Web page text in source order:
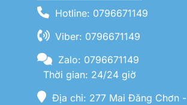
Hotline: 0796671149
Viber: 0796671149
Zalo: 0796671149
Thời gian: 24/24 giờ
Địa chỉ: 277 Mai Đăng Chơn -